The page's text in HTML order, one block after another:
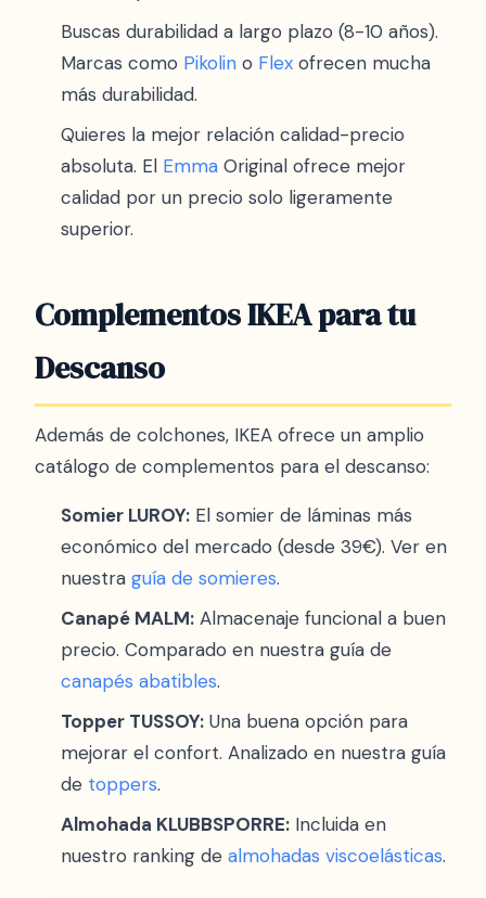
Buscas durabilidad a largo plazo (8-10 años).
Marcas como Pikolin o Flex ofrecen mucha
más durabilidad.
Quieres la mejor relación calidad-precio
absoluta. El Emma Original ofrece mejor
calidad por un precio solo ligeramente
superior.
Complementos IKEA para tu
Descanso
Además de colchones, IKEA ofrece un amplio
catálogo de complementos para el descanso:
Somier LUROY: El somier de láminas más
económico del mercado (desde 39€). Ver en
nuestra guía de somieres.
Canapé MALM: Almacenaje funcional a buen
precio. Comparado en nuestra guía de
canapés abatibles.
Topper TUSSOY: Una buena opción para
mejorar el confort. Analizado en nuestra guía
de toppers.
Almohada KLUBBSPORRE: Incluida en
nuestro ranking de almohadas viscoelásticas.